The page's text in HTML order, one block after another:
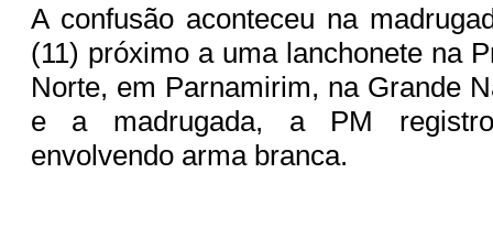
A confusão aconteceu na
(11) próximo a uma lanchonete na
Norte, em Parnamirim, na Grande
e a madrugada, a PM
envolvendo arma branca.